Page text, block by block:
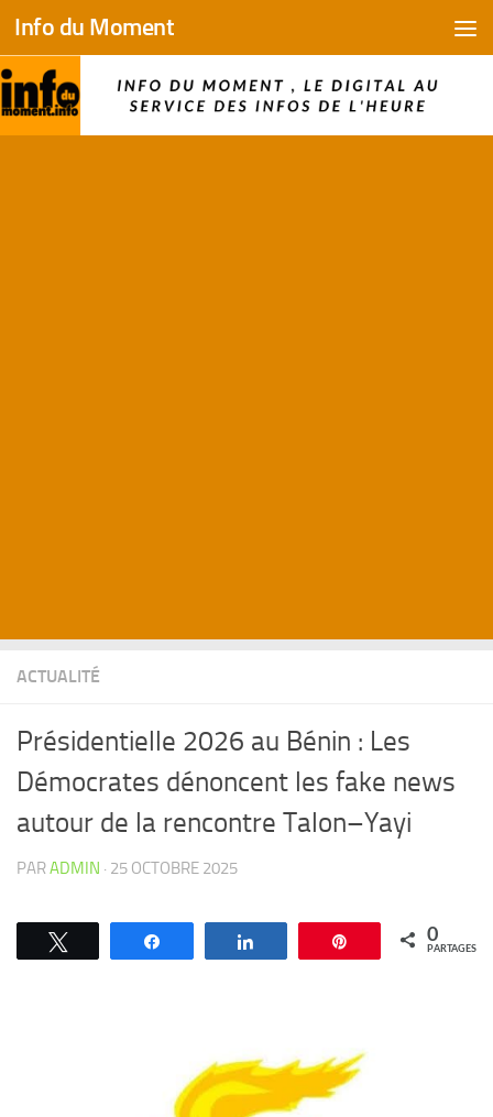
Skip to content
Info du Moment
ACTUALITÉ
Présidentielle 2026 au Bénin : Les
Démocrates dénoncent les fake news
autour de la rencontre Talon–Yayi
PARADMIN · 25 OCTOBRE 2025
Épingle 0
PARTAGES